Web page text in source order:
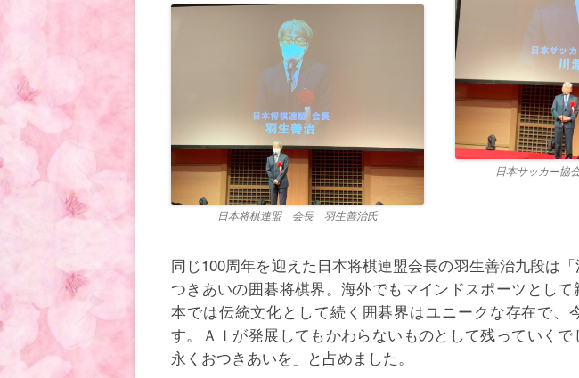
日本サッカー
日本将棋連盟 会長 羽生善治氏
同じ100周年を迎えた日本将棋連盟会長の羽生善治九段は
つきあいの囲碁将棋界。海外でもマインドスポーツとして
本では伝統文化として続く囲碁界はユニークな存在で、
す。ＡＩが発展してもかわらないものとして残っていく
永くおつきあいを」と占めました。